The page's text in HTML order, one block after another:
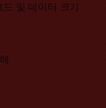
및 데이터 크기